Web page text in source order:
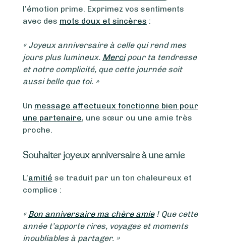
l’émotion prime. Exprimez vos sentiments
avec des mots doux et sincères :
« Joyeux anniversaire à celle qui rend mes
jours plus lumineux. Mercipour ta tendresse
et notre complicité, que cette journée soit
aussi belle que toi. »
Un message affectueux fonctionne bien pour
une partenaire, une sœur ou une amie très
proche.
Souhaiter joyeux anniversaire à une amie
L’amitié se traduit par un ton chaleureux et
complice :
« Bon anniversaire ma chère amie! Que cette
année t’apporte rires, voyages et moments
inoubliables à partager. »